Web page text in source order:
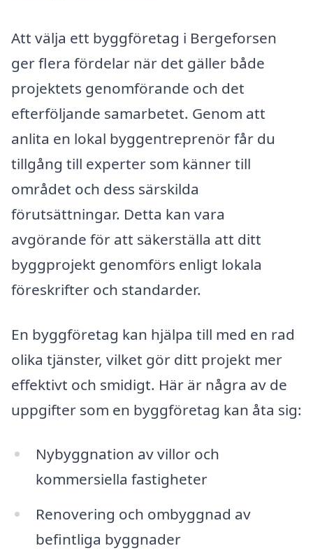
Att välja ett byggföretag i Bergeforsen
ger flera fördelar när det gäller både
projektets genomförande och det
efterföljande samarbetet. Genom att
anlita en lokal byggentreprenör får du
tillgång till experter som känner till
området och dess särskilda
förutsättningar. Detta kan vara
avgörande för att säkerställa att ditt
byggprojekt genomförs enligt lokala
föreskrifter och standarder.
En byggföretag kan hjälpa till med en rad
olika tjänster, vilket gör ditt projekt mer
effektivt och smidigt. Här är några av de
uppgifter som en byggföretag kan åta sig:
Nybyggnation av villor och
kommersiella fastigheter
Renovering och ombyggnad av
befintliga byggnader